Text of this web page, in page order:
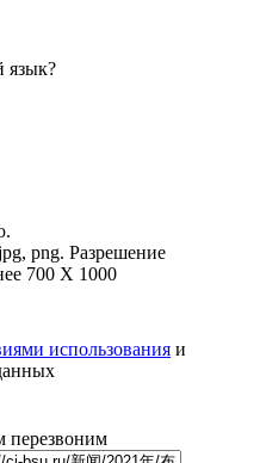
язык?
png. Разрешение
700 Х 1000
использования и
перезвоним